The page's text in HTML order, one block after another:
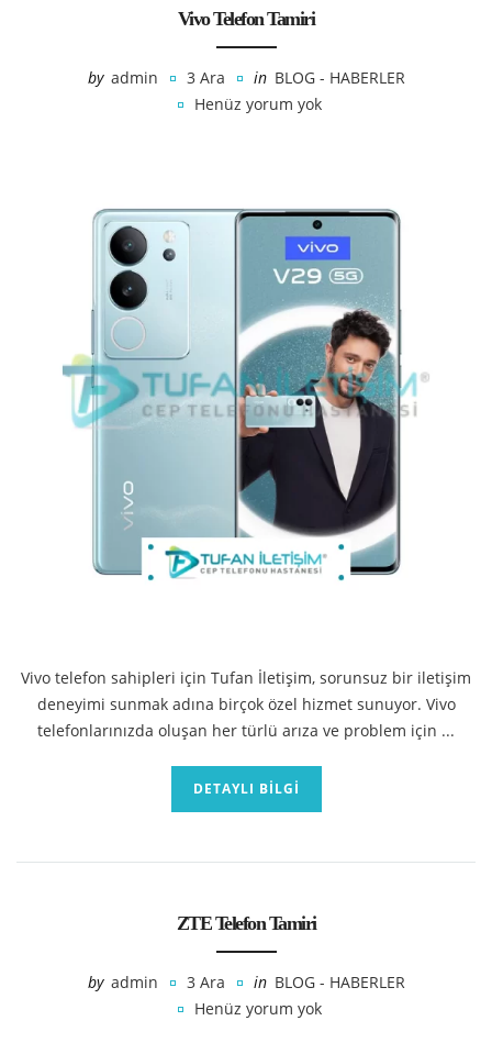
Vivo Telefon Tamiri
by admin 3 Ara in BLOG - HABERLER
Henüz yorum yok
Vivo telefon sahipleri için Tufan İletişim, sorunsuz bir iletişim
deneyimi sunmak adına birçok özel hizmet sunuyor. Vivo
telefonlarınızda oluşan her türlü arıza ve problem için ...
DETAYLI BILGI
ZTE Telefon Tamiri
by admin 3 Ara in BLOG - HABERLER
Henüz yorum yok